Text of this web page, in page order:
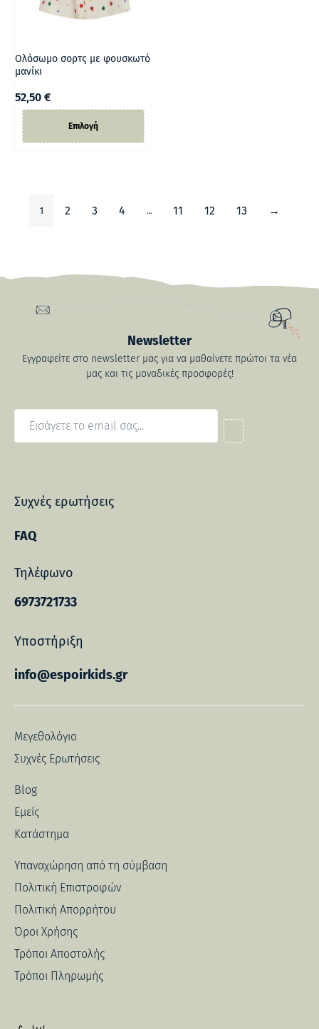
Ολόσωμο σορτς με φουσκωτό
μανίκι
52,50 €
Επιλογή
1 2 3 4 … 11 12 13 →
Newsletter
Εγγραφείτε στο newsletter μας για να μαθαίνετε πρώτοι τα νέα
μας και τις μοναδικές προσφορές!
Συχνές ερωτήσεις
FAQ
Τηλέφωνο
6973721733
Υποστήριξη
info@espoirkids.gr
Υπαναχώρηση από τη σύμβαση
Πολιτική Επιστροφών
Πολιτική Απορρήτου
Όροι Χρήσης
Τρόποι Αποστολής
Τρόποι Πληρωμής
Blog
Εμείς
Κατάστημα
Μεγεθολόγιο
Συχνές Ερωτήσεις